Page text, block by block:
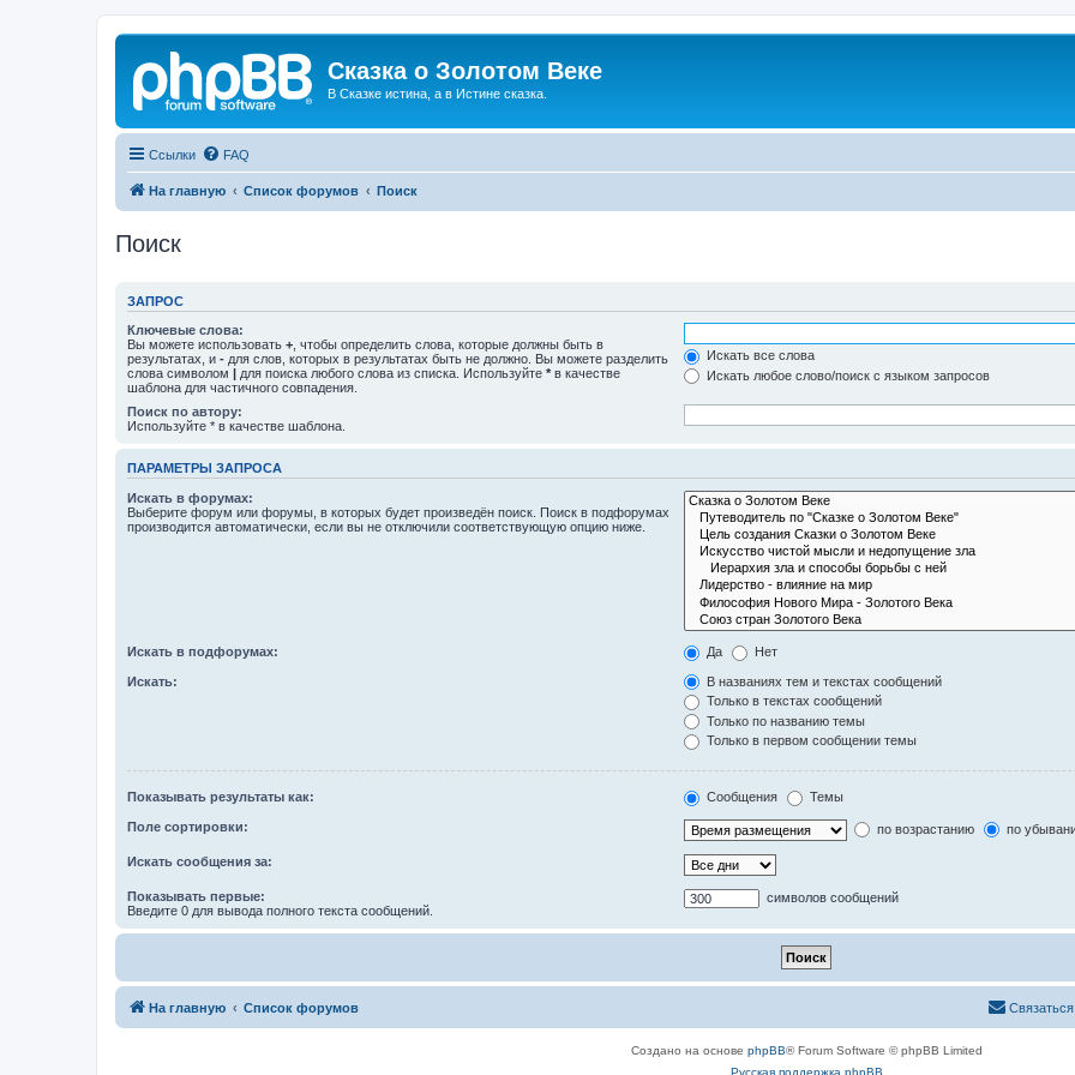
Сказка о Золотом Веке
В Сказке истина, а в Истине сказка.
Ссылки FAQ
На главную Список форумов Поиск
Поиск
ЗАПРОС
Ключевые слова:
Вы можете использовать + , чтобы определить слова, которые должны быть в
результатах, и - для слов, которых в результатах быть не должно. Вы можете разделить
слова символом | для поиска любого слова из списка. Используйте * в качестве
шаблона для частичного совпадения.
Искать все слова
Искать любое слово/поиск с языком запросов
Поиск по автору:
Используйте * в качестве шаблона.
ПАРАМЕТРЫ ЗАПРОСА
Искать в форумах:
Выберите форум или форумы, в которых будет произведён поиск. Поиск в подфорумах
производится автоматически, если вы не отключили соответствующую опцию ниже.
Искать в подфорумах: Да Нет
Искать:
В названиях тем и текстах сообщений
Только в текстах сообщений
Только по названию темы
Только в первом сообщении темы
Показывать результаты как: Сообщения Темы
Поле сортировки: по возрастанию по
Искать сообщения за:
Показывать первые:
Введите 0 для вывода полного текста сообщений.
символов сообщений
На главную Список форумов
Создано на основе phpBB® Forum Software © phpBB Limited
Русская поддержка phpBB